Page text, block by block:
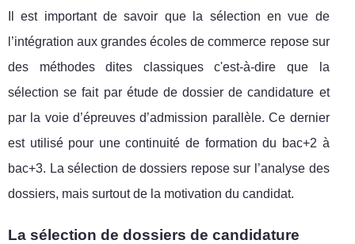
Il est important de savoir que la sélection en vue de
l’intégration aux grandes écoles de commerce repose sur
des méthodes dites classiques c'est-à-dire que la
sélection se fait par étude de dossier de candidature et
par la voie d’épreuves d’admission parallèle. Ce dernier
est utilisé pour une continuité de formation du bac+2 à
bac+3. La sélection de dossiers repose sur l’analyse des
dossiers, mais surtout de la motivation du candidat.
La sélection de dossiers de candidature